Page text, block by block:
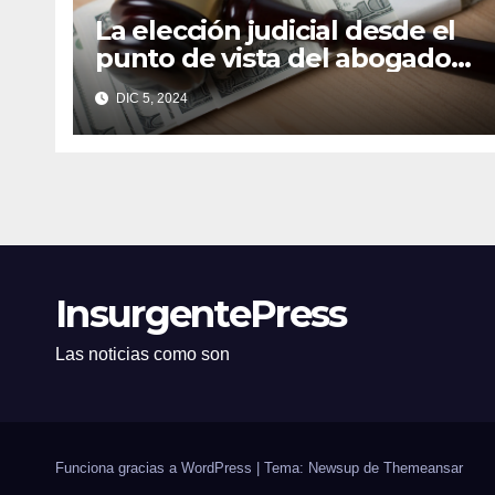
La elección judicial desde el
punto de vista del abogado
Edgar Galindo Macedo
DIC 5, 2024
InsurgentePress
Las noticias como son
Funciona gracias a WordPress | Tema: Newsup de Themeansar